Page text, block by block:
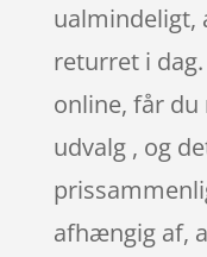
ualmindeligt,
returret i
online, får
udvalg , og
afhængig af,